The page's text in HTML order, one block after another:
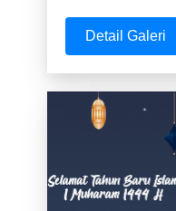
Detail Galeri